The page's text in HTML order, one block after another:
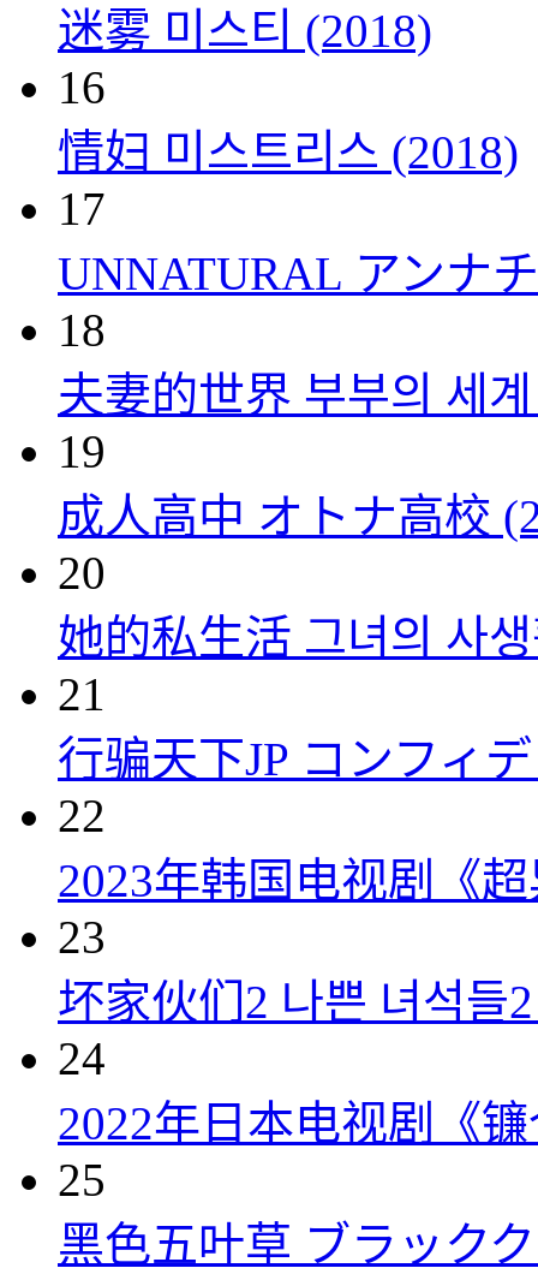
迷雾 미스티 (2018)
16
情妇 미스트리스 (2018)
17
UNNATURAL アンナ
18
夫妻的世界 부부의 세
19
成人高中 オトナ高校
20
她的私生活 그녀의 사
21
行骗天下JP コンフィ
22
2023年韩国电视剧《
23
坏家伙们2 나쁜 녀석들
24
2022年日本电视剧《
25
黑色五叶草 ブラック